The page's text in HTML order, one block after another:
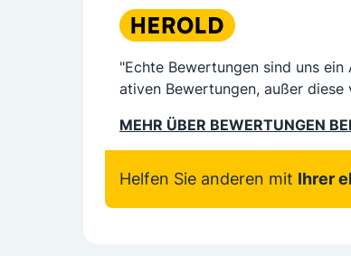
"Echte Bewertungen sind uns
ativen Bewertungen, außer
MEHR ÜBER BEWERTUNGEN
Helfen Sie anderen mit Ihrer